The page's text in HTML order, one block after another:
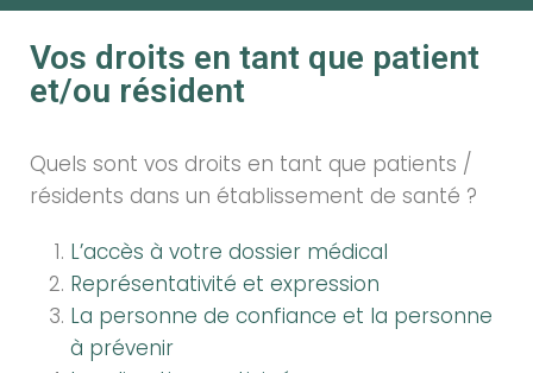
Vos droits en tant que patient
et/ou résident
Quels sont vos droits en tant que patients /
résidents dans un établissement de santé ?
L’accès à votre dossier médical
Représentativité et expression
La personne de confiance et la personne
à prévenir